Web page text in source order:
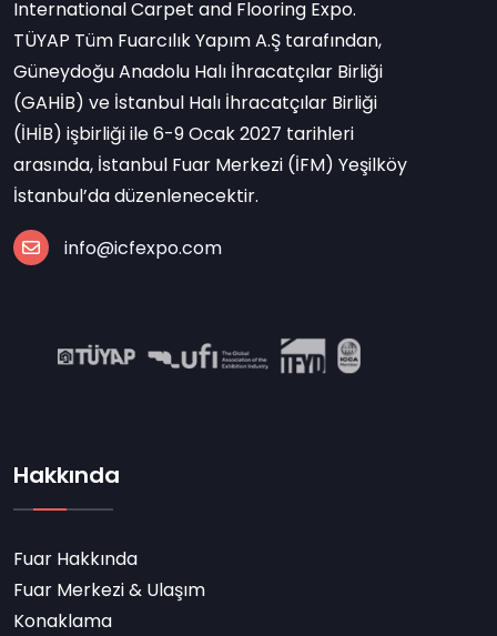
International Carpet and Flooring Expo.
TÜYAP Tüm Fuarcılık Yapım A.Ş tarafından,
Güneydoğu Anadolu Halı İhracatçılar Birliği
(GAHİB) ve İstanbul Halı İhracatçılar Birliği
(İHİB) işbirliği ile 6-9 Ocak 2027 tarihleri
arasında, İstanbul Fuar Merkezi (İFM) Yeşilköy
İstanbul’da düzenlenecektir.
info@icfexpo.com
Hakkında
Fuar Hakkında
Fuar Merkezi & Ulaşım
Konaklama